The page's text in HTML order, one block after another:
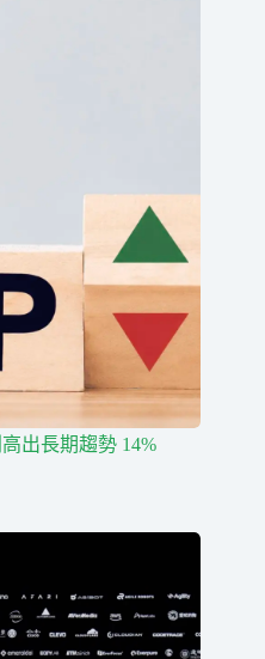
出長期趨勢 14%